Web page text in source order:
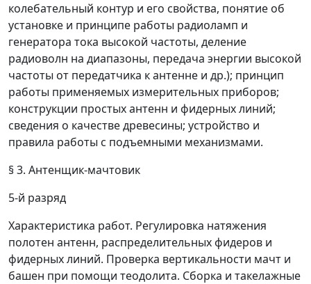
колебательный контур и его свойства, понятие об
установке и принципе работы радиоламп и
генератора тока высокой частоты, деление
радиоволн на диапазоны, передача энергии высокой
частоты от передатчика к антенне и др.); принцип
работы применяемых измерительных приборов;
конструкции простых антенн и фидерных линий;
сведения о качестве древесины; устройство и
правила работы с подъемными механизмами.
§ 3. Антенщик-мачтовик
5-й разряд
Характеристика работ. Регулировка натяжения
полотен антенн, распределительных фидеров и
фидерных линий. Проверка вертикальности мачт и
башен при помощи теодолита. Сборка и такелажные